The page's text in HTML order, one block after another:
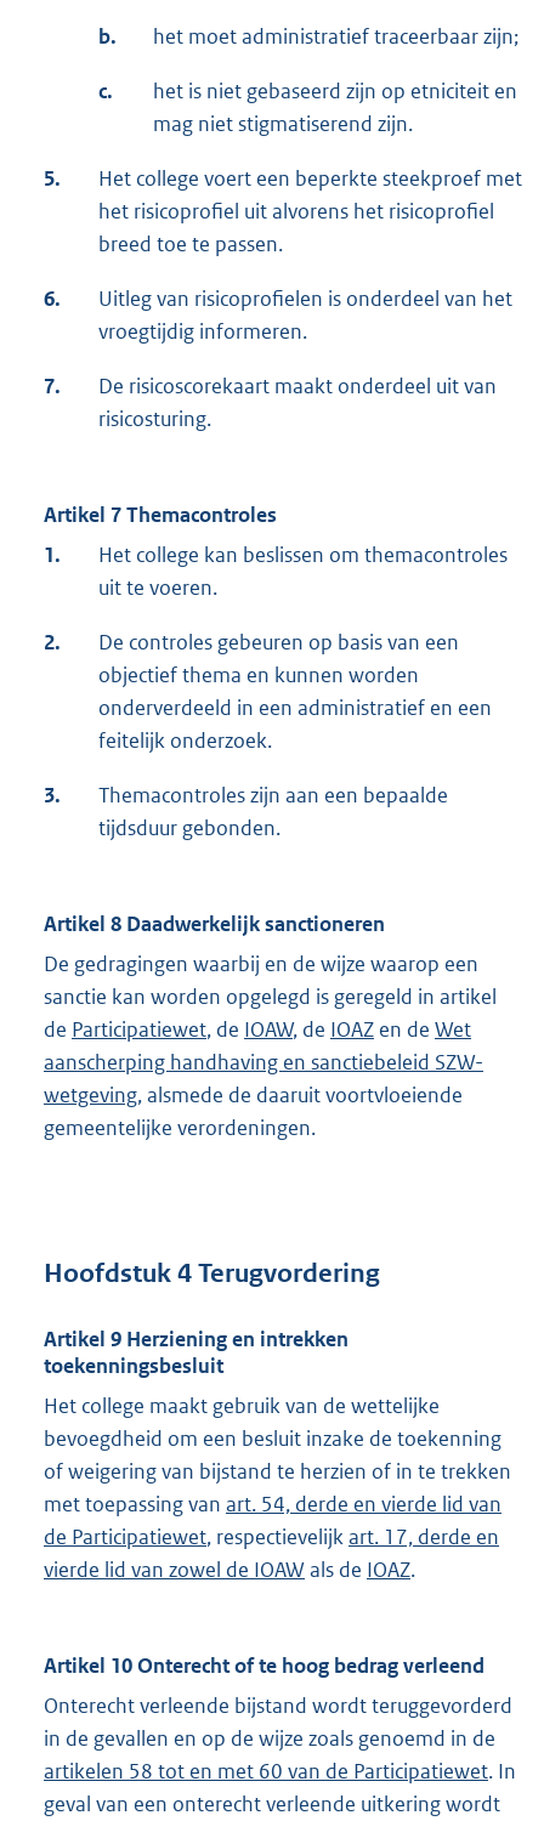
b. het moet administratief traceerbaar zijn;
c.
het is niet gebaseerd zijn op etniciteit en
mag niet stigmatiserend zijn.
5.
Het college voert een beperkte steekproef met
het risicoprofiel uit alvorens het risicoprofiel
breed toe te passen.
6.
Uitleg van risicoprofielen is onderdeel van het
vroegtijdig informeren.
7.
De risicoscorekaart maakt onderdeel uit van
risicosturing.
Artikel 7 Themacontroles
1.
Het college kan beslissen om themacontroles
uit te voeren.
2.
De controles gebeuren op basis van een
objectief thema en kunnen worden
onderverdeeld in een administratief en een
feitelijk onderzoek.
3.
Themacontroles zijn aan een bepaalde
tijdsduur gebonden.
Artikel 8 Daadwerkelijk sanctioneren
De gedragingen waarbij en de wijze waarop een
sanctie kan worden opgelegd is geregeld in artikel
de Participatiewet, de IOAW, de IOAZ en de Wet
aanscherping handhaving en sanctiebeleid SZW-
wetgeving, alsmede de daaruit voortvloeiende
gemeentelijke verordeningen.
Hoofdstuk 4 Terugvordering
Artikel 9 Herziening en intrekken
toekenningsbesluit
Het college maakt gebruik van de wettelijke
bevoegdheid om een besluit inzake de toekenning
of weigering van bijstand te herzien of in te trekken
met toepassing van art. 54, derde en vierde lid van
de Participatiewet, respectievelijkart. 17, derde en
vierde lid van zowel de IOAWals de IOAZ.
Artikel 10 Onterecht of te hoog bedrag verleend
Onterecht verleende bijstand wordt teruggevorderd
in de gevallen en op de wijze zoals genoemd in de
artikelen 58 tot en met 60 van de Participatiewet. In
geval van een onterecht verleende uitkering wordt